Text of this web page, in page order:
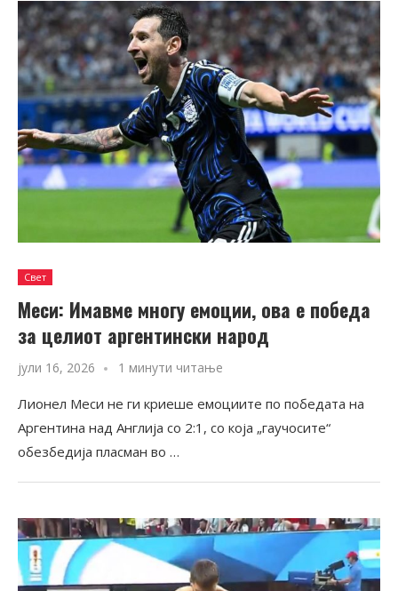
Свет
Meси: Имавме многу емоции, ова е победа
за целиот аргентински народ
јули 16, 2026 1 минути читање
Лионел Меси не ги криеше емоциите по победата на
Аргентина над Англија со 2:1, со која „гаучосите“
обезбедија пласман во …